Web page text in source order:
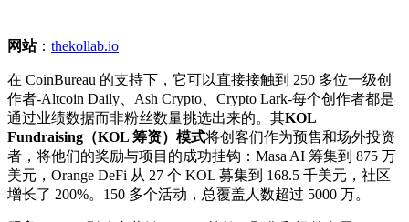
网站： thekollab.io
在 CoinBureau 的支持下，它可以直接接触到 250 多位一级创
作者-Altcoin Daily、Ash Crypto、Crypto Lark-每个创作者都是
通过业绩数据而非粉丝数量挑选出来的。其KOL
Fundraising（KOL 筹资）模式将创客们作为预售和场外投资
者，将他们的奖励与项目的成功挂钩：Masa AI 筹集到 875 万
美元，Orange DeFi 从 27 个 KOL 募集到 168.5 千美元，社区
增长了 200%。150 多个活动，总覆盖人数超过 5000 万。